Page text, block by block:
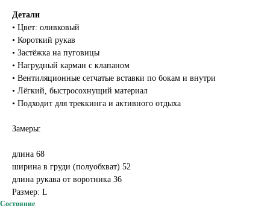
Детали
• Цвет: оливковый
• Короткий рукав
• Застёжка на пуговицы
• Нагрудный карман с клапаном
• Вентиляционные сетчатые вставки по бокам и внутри
• Лёгкий, быстросохнущий материал
• Подходит для треккинга и активного отдыха
Замеры:
длина 68
ширина в груди (полуобхват) 52
длина рукава от воротника 36
Размер: L
Состояние